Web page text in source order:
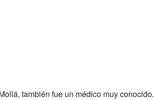
también fue un médico muy conocido.